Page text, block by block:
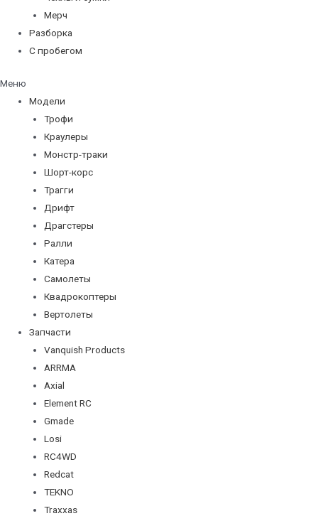
Мерч
Разборка
С пробегом
Меню
Модели
Трофи
Краулеры
Монстр-траки
Шорт-корс
Трагги
Дрифт
Драгстеры
Ралли
Катера
Самолеты
Квадрокоптеры
Вертолеты
Запчасти
Vanquish Products
ARRMA
Axial
Element RC
Gmade
Losi
RC4WD
Redcat
TEKNO
Traxxas